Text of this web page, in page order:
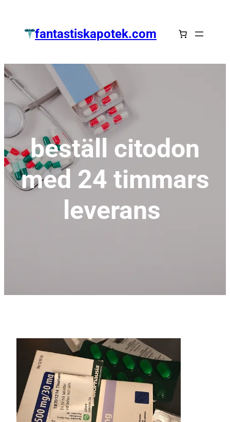
springenfantastiskapotek.com
beställ citodon
med 24 timmars
leverans